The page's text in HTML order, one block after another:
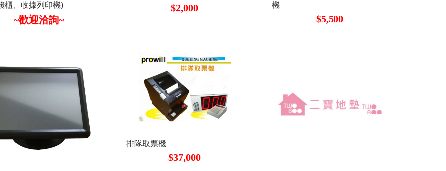
櫃、收據列印機)
~歡迎洽詢~
$2,000
機
$5,500
排隊取票機
$37,000